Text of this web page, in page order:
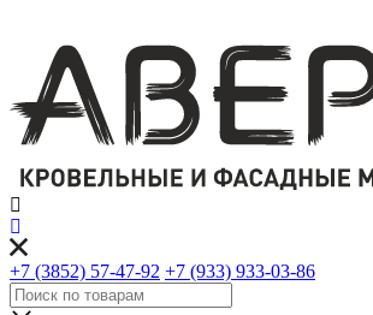
+7 (3852) 57-47-92 +7 (933) 933-03-86